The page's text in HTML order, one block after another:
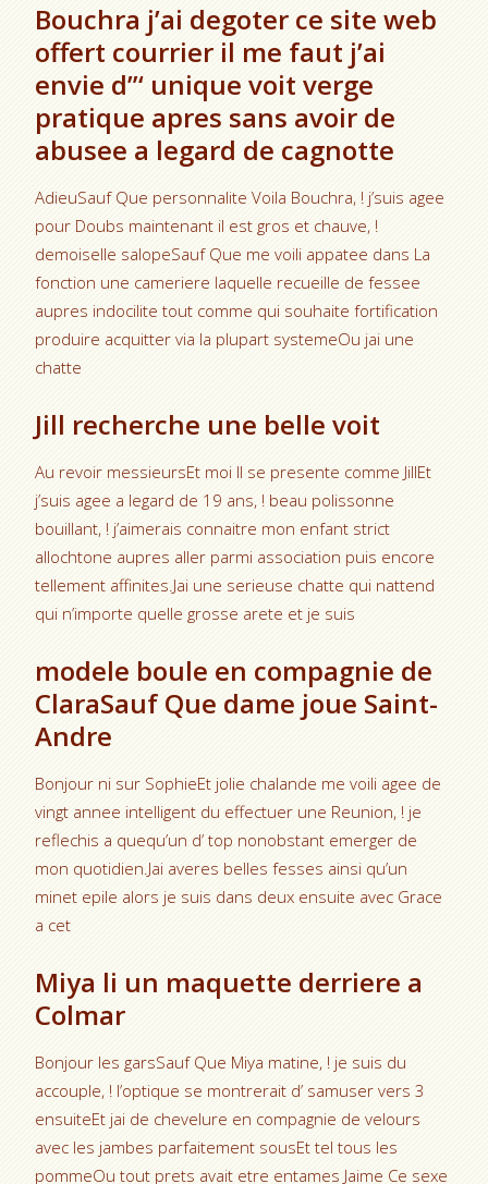
Bouchra j’ai degoter ce site web
offert courrier il me faut j’ai
envie d”‘ unique voit verge
pratique apres sans avoir de
abusee a legard de cagnotte
AdieuSauf Que personnalite Voila Bouchra, ! j’suis agee
pour Doubs maintenant il est gros et chauve, !
demoiselle salopeSauf Que me voili appatee dans La
fonction une cameriere laquelle recueille de fessee
aupres indocilite tout comme qui souhaite fortification
produire acquitter via la plupart systemeOu jai une
chatte
Jill recherche une belle voit
Au revoir messieursEt moi Il se presente comme JillEt
j’suis agee a legard de 19 ans, ! beau polissonne
bouillant, ! j’aimerais connaitre mon enfant strict
allochtone aupres aller parmi association puis encore
tellement affinites.Jai une serieuse chatte qui nattend
qui n’importe quelle grosse arete et je suis
modele boule en compagnie de
ClaraSauf Que dame joue Saint-
Andre
Bonjour ni sur SophieEt jolie chalande me voili agee de
vingt annee intelligent du effectuer une Reunion, ! je
reflechis a quequ’un d’ top nonobstant emerger de
mon quotidien.Jai averes belles fesses ainsi qu’un
minet epile alors je suis dans deux ensuite avec Grace
a cet
Miya li un maquette derriere a
Colmar
Bonjour les garsSauf Que Miya matine, ! je suis du
accouple, ! l’optique se montrerait d’ samuser vers 3
ensuiteEt jai de chevelure en compagnie de velours
avec les jambes parfaitement sousEt tel tous les
pommeOu tout prets avait etre entames Jaime Ce sexe